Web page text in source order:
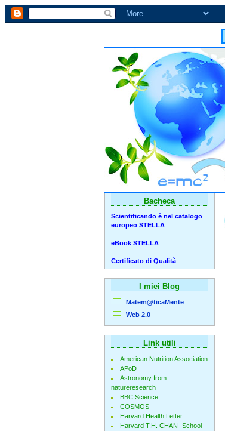
Bacheca
Scientificando è nel catalogo
europeo STELLA
eBook STELLA
Certificato di Qualità
I miei Blog
Matem@ticaMente
Web 2.0
Link utili
American Nutrition Association
APoD
Astronomy from
natureresearch
BBC Science
COSMOS
Harvard Health Letter
Harvard T.H. CHAN- School